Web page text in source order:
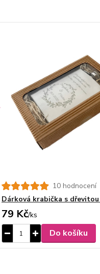
10 hodnocení
Dárková krabička s
79 Kč/ks
Do košíku